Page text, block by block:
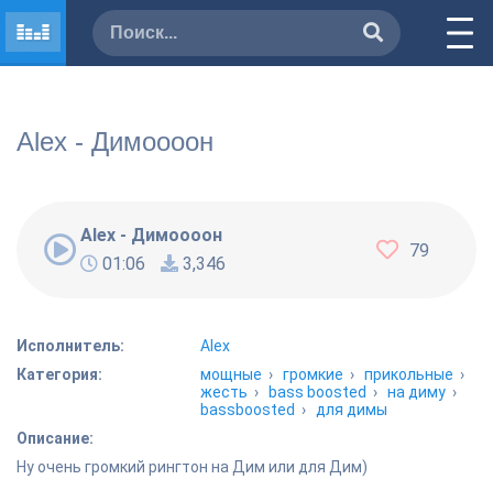
Alex - Димоооон
Alex - Димоооон
01:06
3,346
79
Исполнитель:
Alex
Категория:
мощные ›громкие ›прикольные ›
жесть › bass boosted ›на диму ›
bassboosted › для димы
Описание:
Ну очень громкий рингтон на Дим или для Дим)